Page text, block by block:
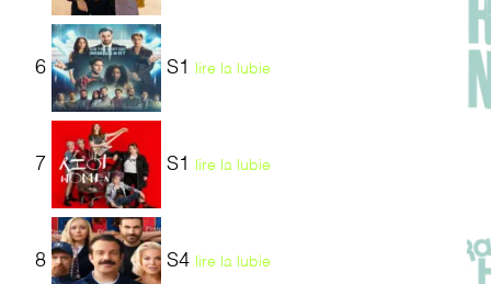
6 S1 lire la lubie
7 S1 lire la lubie
8 S4 lire la lubie